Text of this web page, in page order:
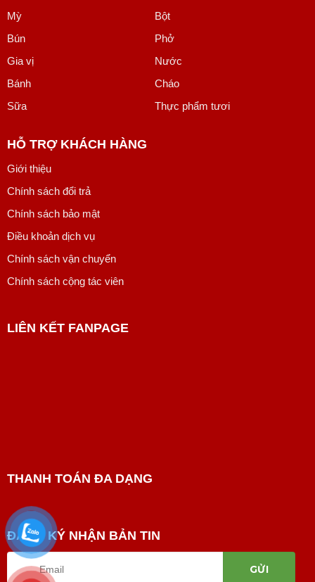
Mỳ
Bột
Bún
Phở
Gia vị
Nước
Bánh
Cháo
Sữa
Thực phẩm tươi
HỖ TRỢ KHÁCH HÀNG
Giới thiệu
Chính sách đổi trả
Chính sách bảo mật
Điều khoản dịch vụ
Chính sách vận chuyển
Chính sách cộng tác viên
LIÊN KẾT FANPAGE
THANH TOÁN ĐA DẠNG
ĐĂNG KÝ NHẬN BẢN TIN